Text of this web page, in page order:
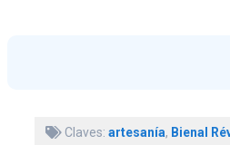
Claves: artesanía, Bienal